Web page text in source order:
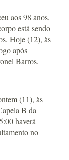
aos 98 anos,
está sendo
Hoje (12), às
após
Barros.
(11), às
B da
haverá
no